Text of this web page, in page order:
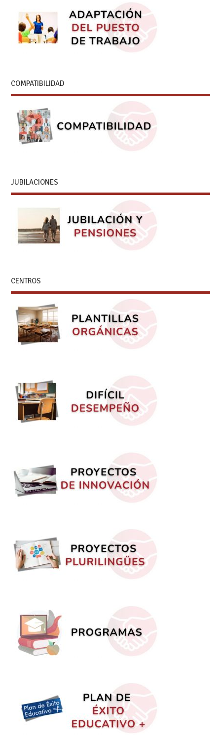
COMPATIBILIDAD
JUBILACIONES
CENTROS